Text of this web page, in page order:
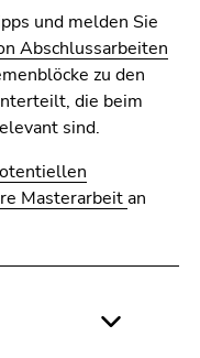
und melden Sie
Abschlussarbeiten
zu den
die beim
sind.
Masterarbeitan